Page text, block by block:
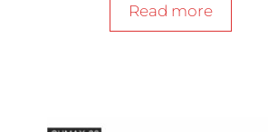
Read more